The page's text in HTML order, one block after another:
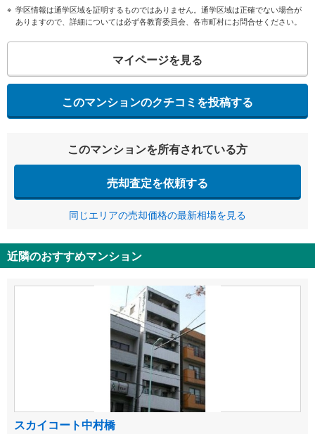
学区情報は通学区域を証明するものではありません。通学区域は正確でない場合が
ありますので、詳細については必ず各教育委員会、各市町村にお問合せください。
マイページを見る
このマンションのクチコミを投稿する
このマンションを所有されている方
売却査定を依頼する
同じエリアの売却価格の最新相場を見る
近隣のおすすめマンション
スカイコート中村橋